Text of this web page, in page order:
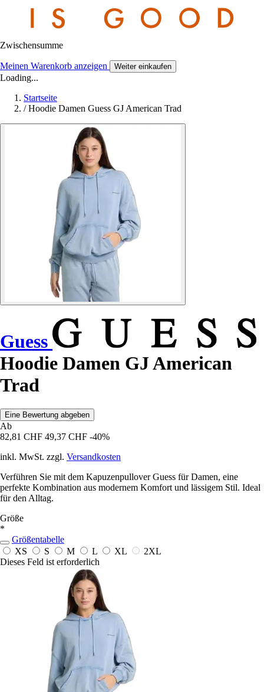
Zwischensumme
Meinen Warenkorb anzeigen Weiter einkaufen
Loading...
Startseite
/ Hoodie Damen Guess GJ American Trad
Guess
Hoodie Damen GJ American
Trad
Eine Bewertung abgeben
Ab
82,81 CHF 49,37 CHF -40%
inkl. MwSt. zzgl. Versandkosten
Verführen Sie mit dem Kapuzenpullover Guess für Damen, eine
perfekte Kombination aus modernem Komfort und lässigem Stil. Ideal
für den Alltag.
Größe
*
Größentabelle
XS
S M L XL
2XL
Dieses Feld ist erforderlich